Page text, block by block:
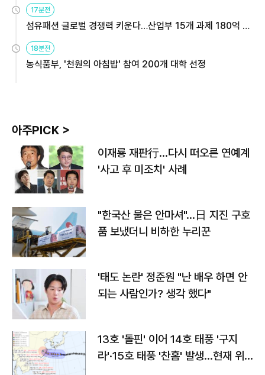
17분전
섬유패션 글로벌 경쟁력 키운다…산업부 15개 과제 180억 지
원
18분전
농식품부, '천원의 아침밥' 참여 200개 대학 선정
아주PICK >
이재룡 재판行…다시 떠오른 연예계
'사고 후 미조치' 사례
"한국산 물은 안마셔"…日 지진 구호
품 보냈더니 비하한 누리꾼
'태도 논란' 정준원 "난 배우 하면 안
되는 사람인가? 생각 했다"
13호 '돌핀' 이어 14호 태풍 '구지
라'·15호 태풍 '찬홈' 발생…현재 위